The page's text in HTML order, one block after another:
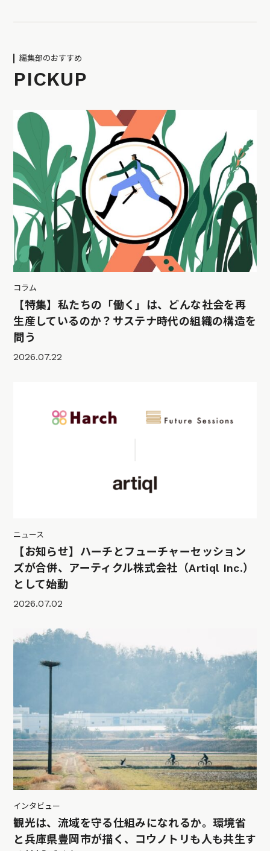
編集部のおすすめ
PICKUP
コラム
【特集】私たちの「働く」は、どんな社会を再
生産しているのか？サステナ時代の組織の構造を
問う
2026.07.22
ニュース
【お知らせ】ハーチとフューチャーセッション
ズが合併、アーティクル株式会社（Artiql Inc.）
として始動
2026.07.02
インタビュー
観光は、流域を守る仕組みになれるか。環境省
と兵庫県豊岡市が描く、コウノトリも人も共生す